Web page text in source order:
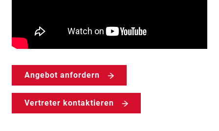
Angebot anfordern
Vertreter kontaktieren